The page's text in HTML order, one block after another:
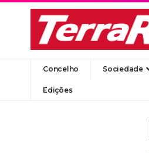
Concelho Sociedade
Edições